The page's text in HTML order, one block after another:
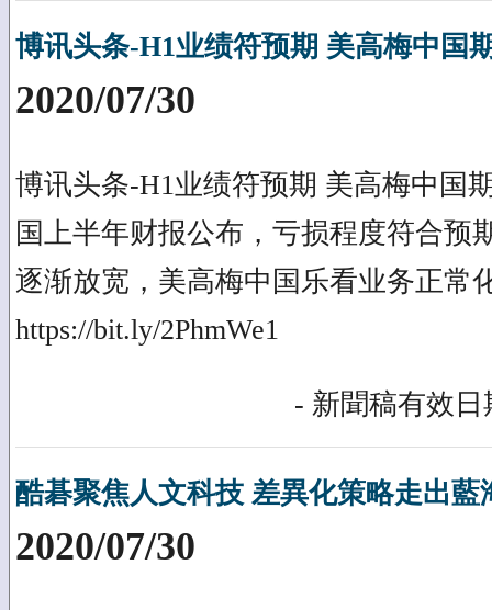
博讯头条-H1业绩符预期 美高梅中国
2020/07/30
博讯头条-H1业绩符预期 美高梅中国
国上半年财报公布，亏损程度符合预
逐渐放宽，美高梅中国乐看业务正常
https://bit.ly/2PhmWe1
- 新聞稿有效日
酷碁聚焦人文科技 差異化策略走出藍
2020/07/30